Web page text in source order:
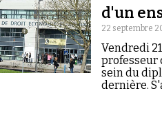
dans tous les contenus
recherche
d'un
22 septembre
Vendredi
professeur
sein du
dernière.